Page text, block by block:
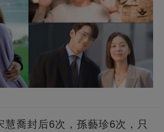
慧喬封后6次，孫藝珍6次，只